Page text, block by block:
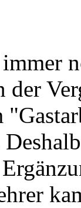
der